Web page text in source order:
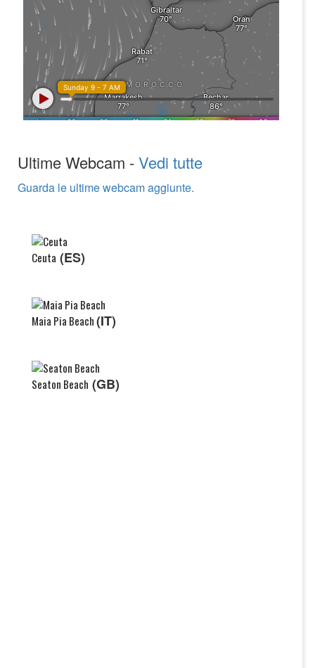
Ultime Webcam -Vedi tutte
Guarda le ultime webcam aggiunte.
Ceuta (ES)
Maia Pia Beach(IT)
Seaton Beach (GB)